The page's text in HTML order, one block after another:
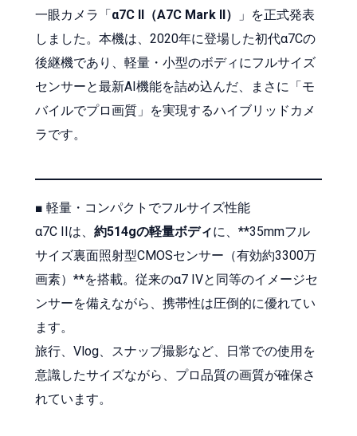
一眼カメラ「α7C II（A7C Mark II）
」を正式発表
しました。本機は、2020年に登場した初代α7Cの
後継機であり、軽量・小型のボディにフルサイズ
センサーと最新AI機能を詰め込んだ、まさに「モ
バイルでプロ画質」を実現するハイブリッドカメ
ラです。
■ 軽量・コンパクトでフルサイズ性能
α7C IIは、 約514gの軽量ボディに、**35mmフル
サイズ裏面照射型CMOSセンサー（有効約3300万
画素）**を搭載。従来のα7 IVと同等のイメージセ
ンサーを備えながら、携帯性は圧倒的に優れてい
ます。
旅行、Vlog、スナップ撮影など、日常での使用を
意識したサイズながら、プロ品質の画質が確保さ
れています。